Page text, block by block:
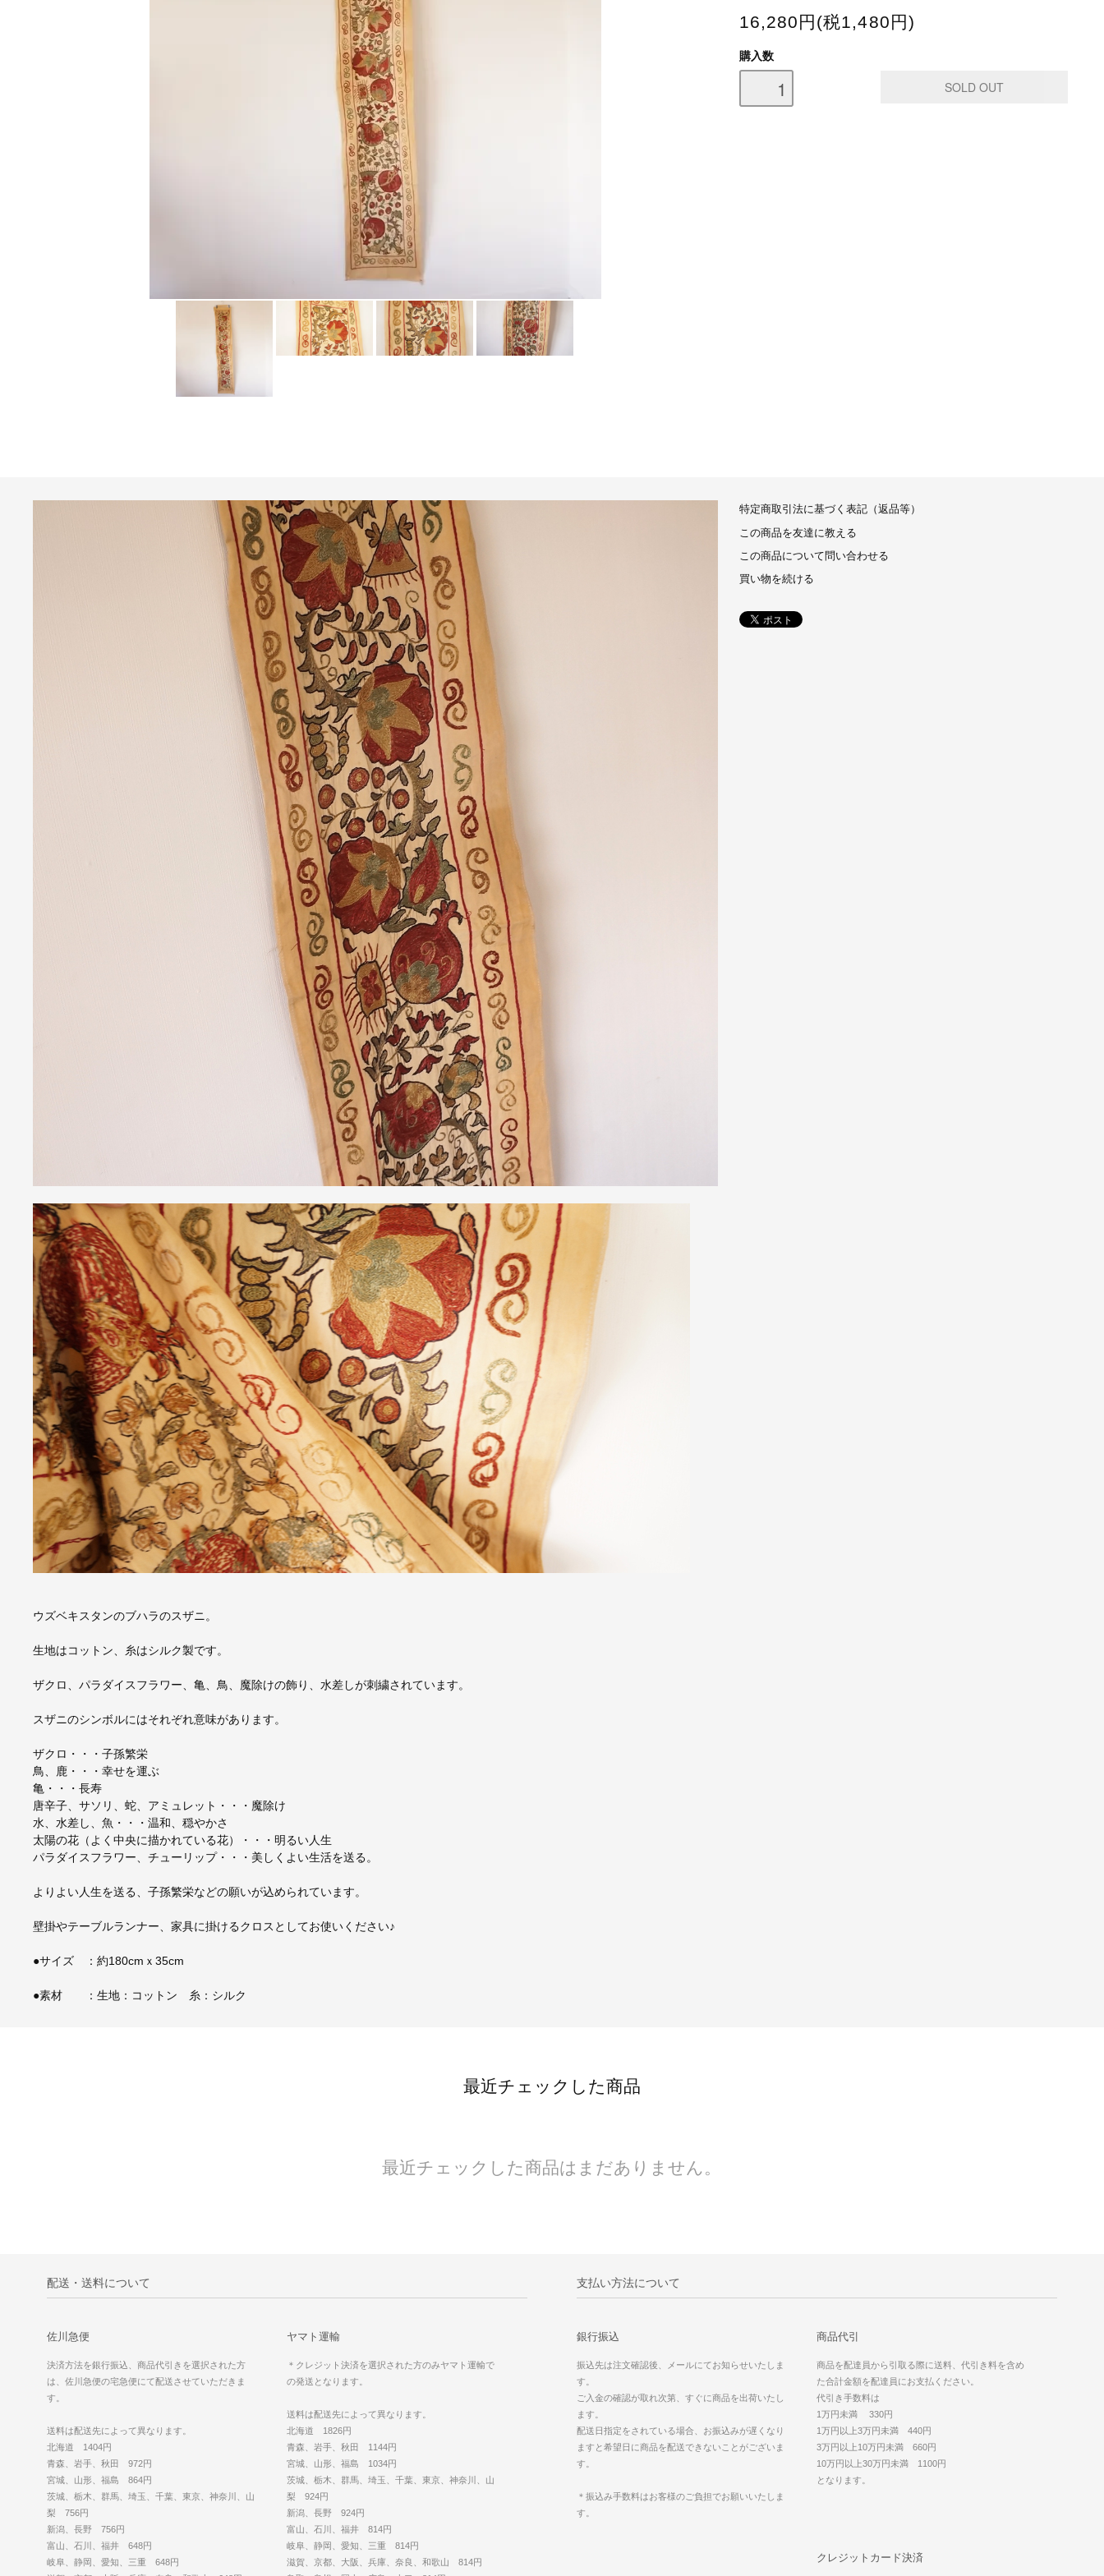
16,280円(税1,480円)
購入数
ウズベキスタンのブハラのスザニ。
生地はコットン、糸はシルク製です。
ザクロ、パラダイスフラワー、亀、鳥、魔除けの飾り、水差しが刺繍されています。
スザニのシンボルにはそれぞれ意味があります。
ザクロ・・・子孫繁栄
鳥、鹿・・・幸せを運ぶ
亀・・・長寿
唐辛子、サソリ、蛇、アミュレット・・・魔除け
水、水差し、魚・・・温和、穏やかさ
太陽の花（よく中央に描かれている花）・・・明るい人生
パラダイスフラワー、チューリップ・・・美しくよい生活を送る。
よりよい人生を送る、子孫繁栄などの願いが込められています。
壁掛やテーブルランナー、家具に掛けるクロスとしてお使いください♪
●サイズ ：約180cmｘ35cm
●素材 ：生地：コットン 糸：シルク
特定商取引法に基づく表記（返品等）
この商品を友達に教える
この商品について問い合わせる
買い物を続ける
最近チェックした商品
最近チェックした商品はまだありません。
配送・送料について
佐川急便
決済方法を銀行振込、商品代引きを選択された方
は、佐川急便の宅急便にて配送させていただきま
す。
送料は配送先によって異なります。
北海道 1404円
青森、岩手、秋田 972円
宮城、山形、福島 864円
茨城、栃木、群馬、埼玉、千葉、東京、神奈川、山
梨 756円
新潟、長野 756円
富山、石川、福井 648円
岐阜、静岡、愛知、三重 648円
ヤマト運輸
＊クレジット決済を選択された方のみヤマト運輸で
の発送となります。
送料は配送先によって異なります。
北海道 1826円
青森、岩手、秋田 1144円
宮城、山形、福島 1034円
茨城、栃木、群馬、埼玉、千葉、東京、神奈川、山
梨 924円
新潟、長野 924円
富山、石川、福井 814円
岐阜、静岡、愛知、三重 814円
滋賀、京都、大阪、兵庫、奈良、和歌山 814円
支払い方法について
銀行振込
振込先は注文確認後、メールにてお知らせいたしま
す。
ご入金の確認が取れ次第、すぐに商品を出荷いたし
ます。
配送日指定をされている場合、お振込みが遅くなり
ますと希望日に商品を配送できないことがございま
す。
＊振込み手数料はお客様のご負担でお願いいたしま
す。
商品代引
商品を配達員から引取る際に送料、代引き料を含め
た合計金額を配達員にお支払ください。
代引き手数料は
1万円未満 330円
1万円以上3万円未満 440円
3万円以上10万円未満 660円
10万円以上30万円未満 1100円
となります。
クレジットカード決済